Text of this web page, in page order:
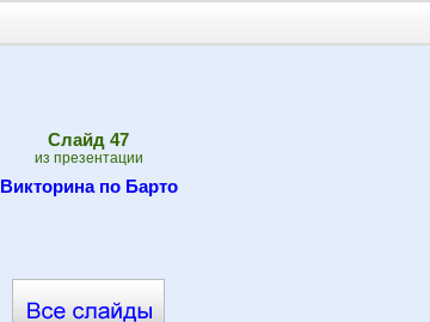
Cлайд 47
из презентации
Викторина по Барто